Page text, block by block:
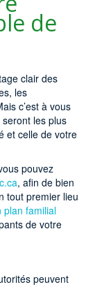
de
clair des
les
c’est à vous
les plus
et celle de votre
pouvez
, afin de bien
tout premier lieu
plan familial
de votre
peuvent